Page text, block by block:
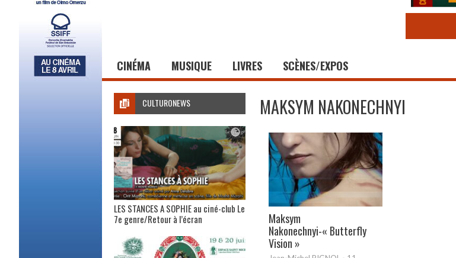
CINÉMA MUSIQUE LIVRES SCÈNES/EXPOS
MAKSYM NAKONECHNYI
Maksym
Nakonechnyi-« Butterfly
Vision »
CULTURONEWS
LES STANCES A SOPHIE au ciné-club Le
7e genre/Retour à l’écran